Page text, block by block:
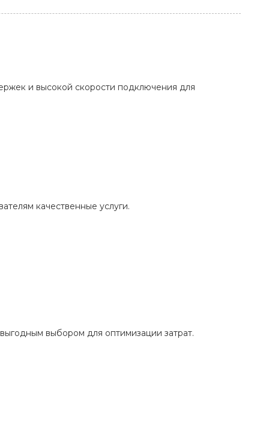
и высокой скорости подключения для
качественные услуги.
выбором для оптимизации затрат.